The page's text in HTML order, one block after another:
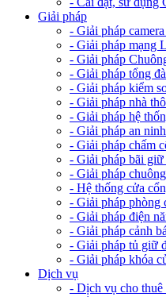
Giải pháp
- Giải pháp
- Giải pháp mạng
- Giải pháp
- Giải pháp tổng
- Giải pháp kiểm
- Giải pháp nhà
- Giải pháp hệ
- Giải pháp an
- Giải pháp chấm
- Giải pháp bãi
- Giải pháp
- Hệ thống cửa
- Giải pháp phòng
- Giải pháp điện
- Giải pháp cảnh
- Giải pháp tủ giữ
- Giải pháp khóa
Dịch vụ
- Dịch vụ cho thuê